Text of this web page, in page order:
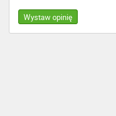
Wystaw opinię